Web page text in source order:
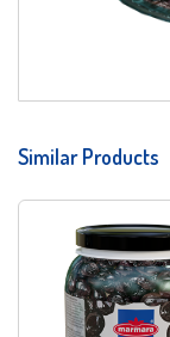
Similar Products